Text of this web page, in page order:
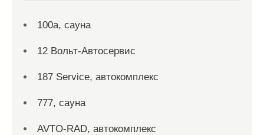
100а, сауна
12 Вольт-Автосервис
187 Service, автокомплекс
777, сауна
AVTO-RAD, автокомплекс